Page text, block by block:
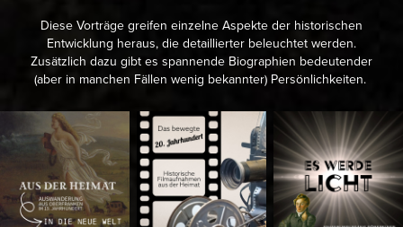
Diese Vorträge greifen einzelne Aspekte der historischen
Entwicklung heraus, die detaillierter beleuchtet werden.
Zusätzlich dazu gibt es spannende Biographien bedeutender
(aber in manchen Fällen wenig bekannter) Persönlichkeiten.